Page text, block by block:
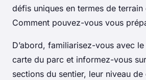
défis uniques en termes de terrain
Comment pouvez-vous vous
D’abord, familiarisez-vous avec
carte du parc et informez-vous
sections du sentier, leur niveau